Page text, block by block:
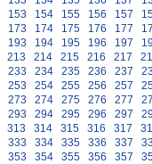
153 154 155 156 157
173 174 175 176 177
193 194 195 196 197
213 214 215 216 217
233 234 235 236 237
253 254 255 256 257
273 274 275 276 277
293 294 295 296 297
313 314 315 316 317
333 334 335 336 337
353 354 355 356 357